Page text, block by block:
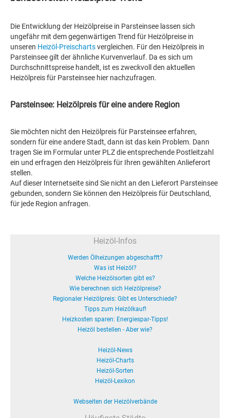
Die Entwicklung der Heizölpreise in Parsteinsee lassen sich
ungefähr mit dem gegenwärtigen Trend für Heizölpreise in
unseren Heizöl-Preischartsvergleichen. Für den Heizölpreis in
Parsteinsee gilt der ähnliche Kurvenverlauf. Da es sich um
Durchschnittspreise handelt, ist es zweckvoll den aktuellen
Heizölpreis für Parsteinsee hier nachzufragen.
Parsteinsee: Heizölpreis für eine andere Region
Sie möchten nicht den Heizölpreis für Parsteinsee erfahren,
sondern für eine andere Stadt, dann ist das kein Problem. Dann
tragen Sie im Formular unter PLZ die entsprechende Postleitzahl
ein und erfragen den Heizölpreis für Ihren gewählten Anlieferort
stellen.
Auf dieser Internetseite sind Sie nicht an den Lieferort Parsteinsee
gebunden, sondern Sie können den Heizölpreis für Deutschland,
für jede Region anfragen.
Heizöl-Infos
Werden Ölheizungen abgeschafft?
Was ist Heizöl?
Welche Heizölsorten gibt es?
Wie berechnen sich Heizölpreise?
Regionaler Heizölpreis: Gibt es Unterschiede?
Tipps zum Heizölkauf!
Heizkosten sparen: Energiespar-Tipps!
Heizöl bestellen - Aber wie?
Heizöl-News
Heizöl-Charts
Heizöl-Sorten
Heizöl-Lexikon
Webseiten der Heizölverbände